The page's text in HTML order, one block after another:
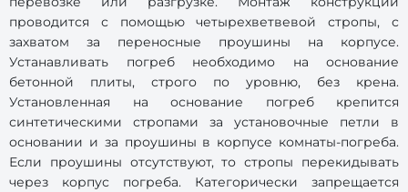
проводится с помощью четырехветвевой стропы, с
захватом за переносные проушины на корпусе.
Устанавливать погреб необходимо на основание
бетонной плиты, строго по уровню, без крена.
Установленная на основание погреб крепится
синтетическими стропами за установочные петли в
основании и за проушины в корпусе комнаты-погреба.
Если проушины отсутствуют, то стропы перекидывать
через корпус погреба. Категорически запрещается